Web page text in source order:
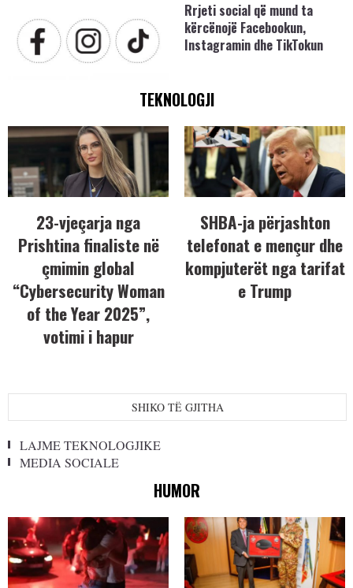
Rrjeti social që mund ta
kërcënojë Facebookun,
Instagramin dhe TikTokun
TEKNOLOGJI
23-vjeçarja nga
Prishtina finaliste në
çmimin global
“Cybersecurity Woman
of the Year 2025”,
votimi i hapur
SHBA-ja përjashton
telefonat e mençur dhe
kompjuterët nga tarifat
e Trump
SHIKO TË GJITHA
LAJME TEKNOLOGJIKE
MEDIA SOCIALE
HUMOR